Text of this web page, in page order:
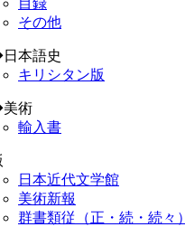
目録
その他
本語史
キリシタン版
術
輸入書
日本近代文学館
美術新報
群書類従（正・続・続々）